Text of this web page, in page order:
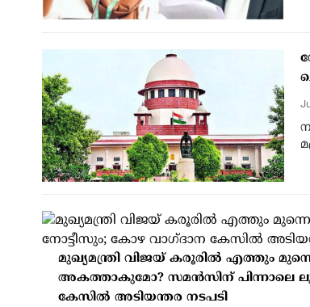
മുഖ്യമന്ത്രി വിജയ് കരൂരിൽ എത്തും
അകത്താകുമോ? സമൻസിന് പിന്നാലെ
കേസിൽ അടിയന്തര നടപടി